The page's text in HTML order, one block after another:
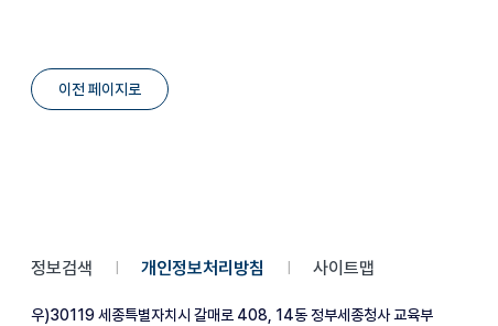
이전 페이지로
정보검색 개인정보처리방침 사이트맵
우)30119 세종특별자치시 갈매로 408, 14동 정부세종청사 교육부